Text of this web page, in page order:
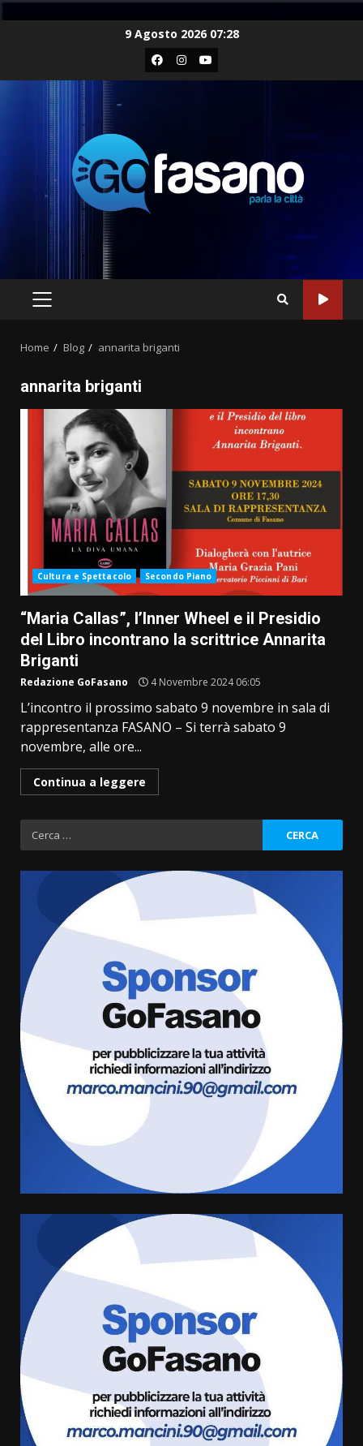
9 Agosto 2026 07:28
Facebook
Instagram
Youtube
PRIMARY
Home Blog annarita briganti
annarita briganti
Cultura e Spettacolo Secondo Piano
“Maria Callas”, l’Inner Wheel e il Presidio
del Libro incontrano la scrittrice Annarita
Briganti
Redazione GoFasano 4 Novembre 2024 06:05
L’incontro il prossimo sabato 9 novembre in sala di
rappresentanza FASANO – Si terrà sabato 9
novembre, alle ore...
Continua a leggere
Ricerca
per:
Savelletri in festa, domani sera
grande spettacolo con Uccio De
8 Agosto 2026 07:30
Politiche Giovanili e Mobilità
Sostenibile: premiati gli studenti
universitari del bando “La strada
giusta”
Rivoluzione”: nuovo
appuntamento con “Fasano in
Banda”
7 Agosto 2026 06:05
US Fasano, Scianaro: “Profonda
amarezza per esclusione dal
campionato di calcio”
7 Agosto 2026 06:00
Fasanese ferito a colpi di arma
da fuoco